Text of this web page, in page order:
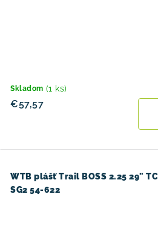
Skladom (1 ks)
€57,57
WTB plášť Trail BOSS 2.25 29"
SG2 54-622